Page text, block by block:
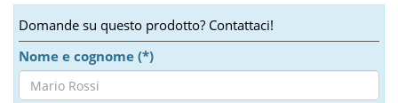
Domande su questo prodotto? Contattaci!
Nome e cognome (*)